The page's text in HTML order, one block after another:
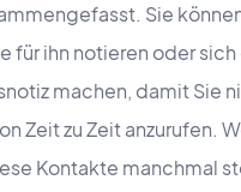
Sie
für ihn notieren oder
machen, damit Sie
Zeit zu Zeit anzurufen.
Kontakte manchmal